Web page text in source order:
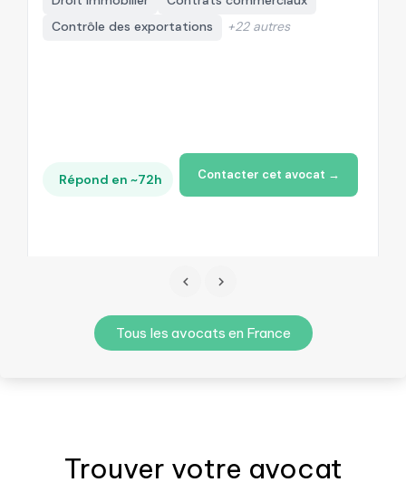
Contrôle des exportations
+22 autres
Répond en ~72h Contacter cet avocat →
Tous les avocats en France
Trouver votre avocat